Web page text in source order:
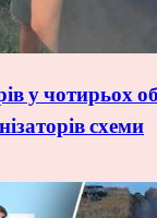
у чотирьох
схеми